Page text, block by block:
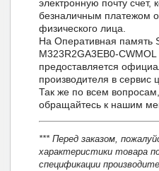
электронную почту
безналичным платежом
физического лица.
На Оперативная память
M323R2GA3EB0-
предоставляется
производителя в сервис
Так же по всем
обращайтесь к нашим
*** Перед заказом,
характеристики товара
спецификации